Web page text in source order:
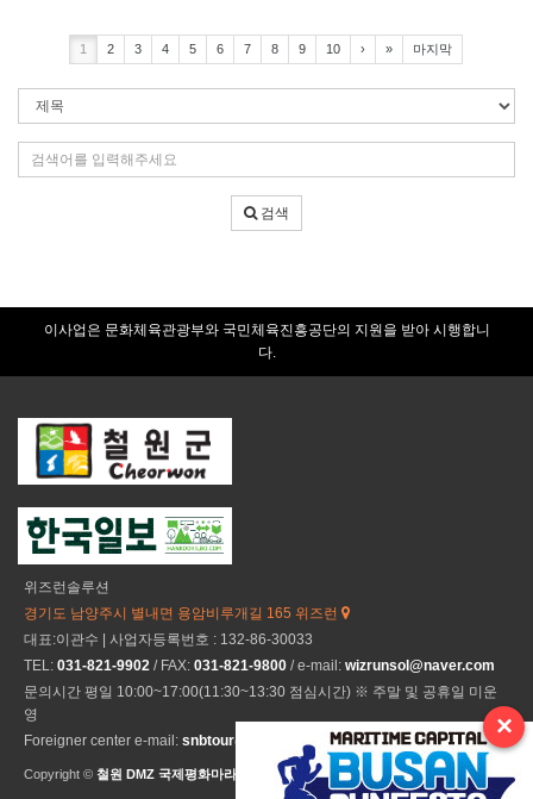
1 2 3 4 5 6 7 8 9 10 › » 마지막
색
조
색
어
입
검색
이사업은 문화체육관광부와 국민체육진흥공단의 지원을 받아 시행합니
다.
위즈런솔루션
경기도 남양주시 별내면 용암비루개길 165 위즈런
대표:이관수 | 사업자등록번호 : 132-86-30033
TEL: 031-821-9902 / FAX: 031-821-9800 / e-mail: wizrunsol@naver.com
문의시간 평일 10:00~17:00(11:30~13:30 점심시간) ※ 주말 및 공휴일 미운
영
Foreigner center e-mail: snbtour@naver.com
Copyright © 철원 DMZ 국제평화마라톤 All Rights Reseved.
×